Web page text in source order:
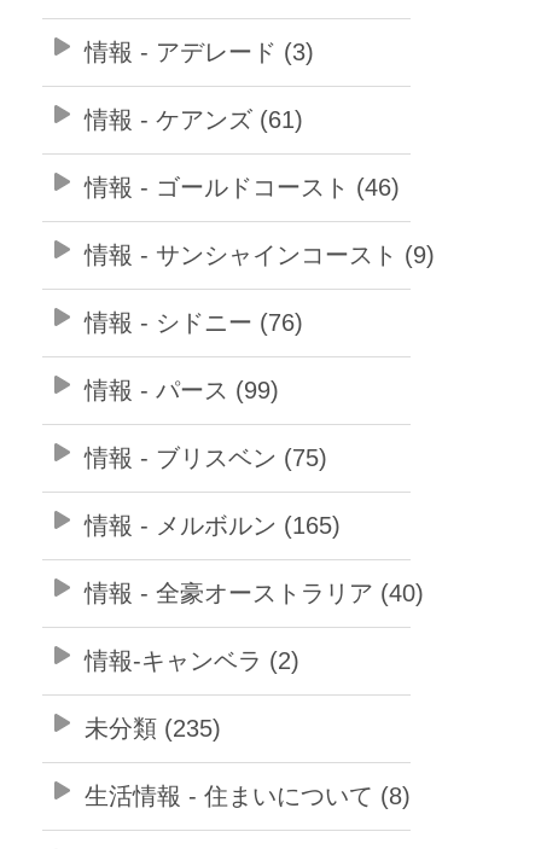
情報 - アデレード (3)
情報 - ケアンズ (61)
情報 - ゴールドコースト (46)
情報 - サンシャインコースト (9)
情報 - シドニー (76)
情報 - パース (99)
情報 - ブリスベン (75)
情報 - メルボルン (165)
情報 - 全豪オーストラリア (40)
情報-キャンベラ (2)
未分類 (235)
生活情報 - 住まいについて (8)